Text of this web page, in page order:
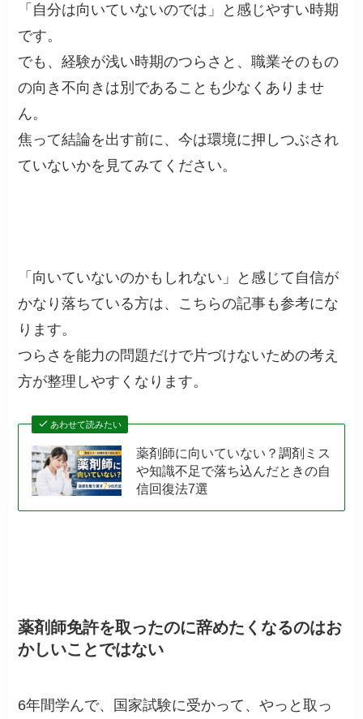
「自分は向いていないのでは」と感じやすい時期
です。
でも、経験が浅い時期のつらさと、職業そのもの
の向き不向きは別であることも少なくありませ
ん。
焦って結論を出す前に、今は環境に押しつぶされ
ていないかを見てみてください。
「向いていないのかもしれない」と感じて自信が
かなり落ちている方は、こちらの記事も参考にな
ります。
つらさを能力の問題だけで片づけないための考え
方が整理しやすくなります。
あわせて読みたい
薬剤師に向いていない？調剤ミス
や知識不足で落ち込んだときの自
信回復法7選
薬剤師免許を取ったのに辞めたくなるのはお
かしいことではない
6年間学んで、国家試験に受かって、やっと取っ